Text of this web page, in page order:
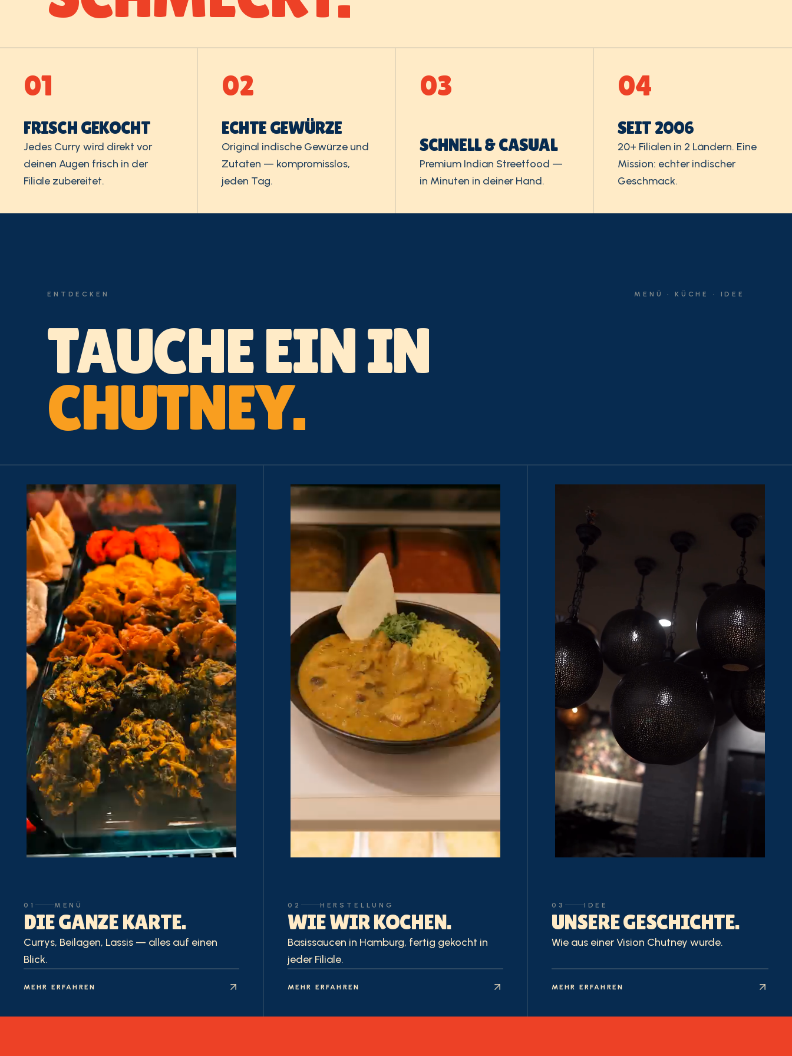
01
FRISCH GEKOCHT
Jedes Curry wird direkt vor
deinen Augen frisch in der
Filiale zubereitet.
02
ECHTE GEWÜRZE
Original indische Gewürze und
Zutaten — kompromisslos,
jeden Tag.
03
SCHNELL & CASUAL
Premium Indian Streetfood —
in Minuten in deiner Hand.
04
SEIT 2006
20+ Filialen in 2 Ländern. Eine
Mission: echter indischer
Geschmack.
ENTDECKEN MENÜ · KÜCHE · IDEE
TAUCHE EIN IN
CHUTNEY.
01 MENÜ
DIE GANZE KARTE.
Currys, Beilagen, Lassis — alles auf einen
Blick.
MEHR ERFAHREN
02 HERSTELLUNG
WIE WIR KOCHEN.
Basissaucen in Hamburg, fertig gekocht in
jeder Filiale.
MEHR ERFAHREN
03 IDEE
UNSERE GESCHICHTE.
Wie aus einer Vision Chutney wurde.
MEHR ERFAHREN